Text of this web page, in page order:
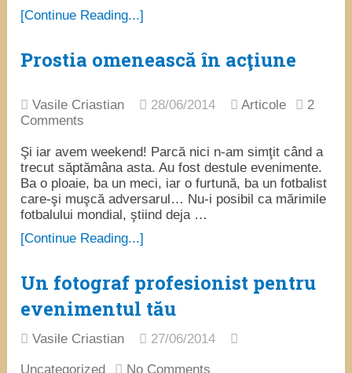
[Continue Reading...]
Prostia omenească în acţiune
Vasile Criastian 28/06/2014 Articole
2
Comments
Şi iar avem weekend! Parcă nici n-am simţit când a
trecut săptămâna asta. Au fost destule evenimente.
Ba o ploaie, ba un meci, iar o furtună, ba un fotbalist
care-şi muşcă adversarul… Nu-i posibil ca mărimile
fotbalului mondial, ştiind deja …
[Continue Reading...]
Un fotograf profesionist pentru
evenimentul tău
Vasile Criastian 27/06/2014
Uncategorized No Comments